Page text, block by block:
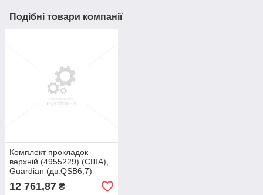
Подібні товари компанії
Комплект прокладок
верхній (4955229) (США),
Guardian (дв.QSB6,7)
12 761,87 ₴